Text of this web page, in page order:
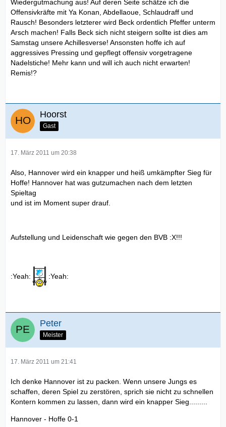
Wiedergutmachung aus! Auf deren Seite schätze ich die
Offensivkräfte mit Ya Konan, Abdellaoue, Schlaudraff und
Rausch! Besonders letzterer wird Beck ordentlich Pfeffer unterm
Arsch machen! Falls Beck sich nicht steigern sollte ist dies am
Samstag unsere Achillesverse! Ansonsten hoffe ich auf
aggressives Pressing und gepflegt offensiv vorgetragene
Nadelstiche! Mehr kann und will ich auch nicht erwarten!
Remis!?
Hoorst
Gast
17. März 2011 um 20:38
Also, Hannover wird ein knapper und heiß umkämpfter Sieg für
Hoffe! Hannover hat was gutzumachen nach dem letzten
Spieltag
und ist im Moment super drauf.
Aufstellung und Leidenschaft wie gegen den BVB :X!!!
:Yeah: :Yeah:
Peter
Meister
17. März 2011 um 21:41
Ich denke Hannover ist zu packen. Wenn unsere Jungs es
schaffen, deren Spiel zu zerstören, sprich sie nicht zu schnellen
Kontern kommen zu lassen, dann wird ein knapper Sieg.........
Hannover - Hoffe 0-1